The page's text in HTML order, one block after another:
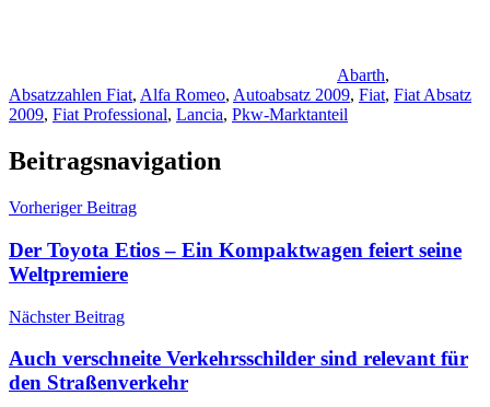
Abarth,
Absatzzahlen Fiat, Alfa Romeo, Autoabsatz 2009, Fiat, Fiat Absatz
2009, Fiat Professional, Lancia, Pkw-Marktanteil
Beitragsnavigation
Vorheriger Beitrag
Der Toyota Etios – Ein Kompaktwagen feiert seine
Weltpremiere
Nächster Beitrag
Auch verschneite Verkehrsschilder sind relevant für
den Straßenverkehr